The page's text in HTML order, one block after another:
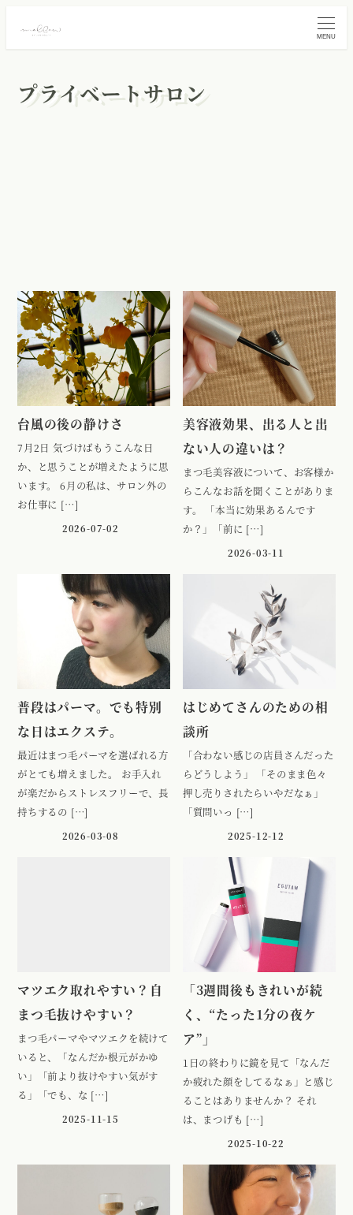
MENU
プライベートサロン
台風の後の静けさ
7月2日 気づけばもうこんな日
か、と思うことが増えたように思
います。 6月の私は、サロン外の
お仕事に […]
2026-07-02
美容液効果、出る人と出
ない人の違いは？
まつ毛美容液について、お客様か
らこんなお話を聞くことがありま
す。 「本当に効果あるんです
か？」「前に […]
2026-03-11
普段はパーマ。でも特別
な日はエクステ。
最近はまつ毛パーマを選ばれる方
がとても増えました。 お手入れ
が楽だからストレスフリーで、長
持ちするの […]
2026-03-08
はじめてさんのための相
談所
「合わない感じの店員さんだった
らどうしよう」 「そのまま色々
押し売りされたらいやだなぁ」
「質問いっ […]
2025-12-12
マツエク取れやすい？自
まつ毛抜けやすい？
まつ毛パーマやマツエクを続けて
いると、「なんだか根元がかゆ
い」「前より抜けやすい気がす
る」「でも、な […]
2025-11-15
「3週間後もきれいが続
く、“たった1分の夜ケ
ア”」
1日の終わりに鏡を見て「なんだ
か疲れた顔をしてるなぁ」と感じ
ることはありませんか？ それ
は、まつげも […]
2025-10-22